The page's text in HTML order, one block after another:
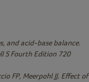
and acid-base balance.
S Fourth Edition 720
FP, Meerpohl JJ. Effect of